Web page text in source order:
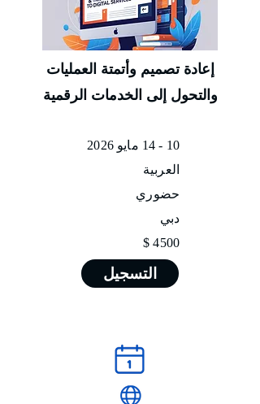
إعادة تصميم وأتمتة العمليات
والتحول إلى الخدمات الرقمية
10 - 14 مايو 2026
العربية
حضوري
دبي
4500 $
التسجيل